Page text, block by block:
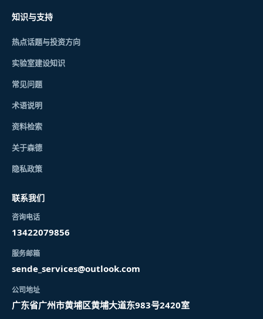
知识与支持
热点话题与投资方向
实验室建设知识
常见问题
术语说明
资料检索
关于森德
隐私政策
联系我们
咨询电话
13422079856
服务邮箱
sende_services@outlook.com
公司地址
广东省广州市黄埔区黄埔大道东983号2420室